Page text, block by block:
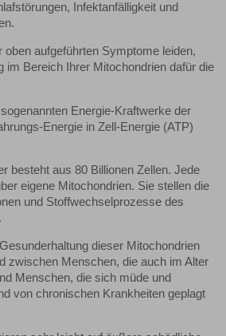
Infektanfälligkeit und
oben aufgeführten Symptome leiden,
im Bereich Ihrer Mitochondrien dafür die
Energie-Kraftwerke der
Energie in Zell-Energie (ATP)
besteht aus 80 Billionen Zellen. Jede
eigene Mitochondrien. Sie stellen die
und Stoffwechselprozesse des
dieser Mitochondrien
zwischen Menschen, die auch im Alter
Menschen, die sich müde und
von chronischen Krankheiten geplagt